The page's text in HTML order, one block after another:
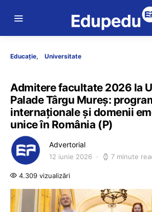
Educație Universitate
Admitere facultate 2026 la
Palade Târgu Mureș:
internaționale și domenii
unice în România (P)
Advertorial
12 iunie 2026 7 minute
4.309 vizualizări